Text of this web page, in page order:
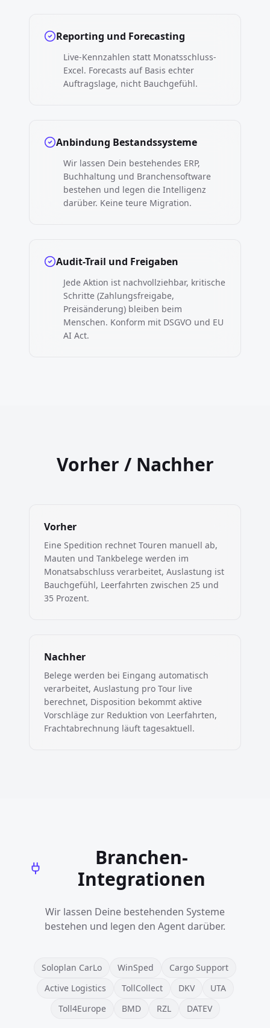
Reporting und Forecasting
Live-Kennzahlen statt Monatsschluss-
Excel. Forecasts auf Basis echter
Auftragslage, nicht Bauchgefühl.
Anbindung Bestandssysteme
Wir lassen Dein bestehendes ERP,
Buchhaltung und Branchensoftware
bestehen und legen die Intelligenz
darüber. Keine teure Migration.
Audit-Trail und Freigaben
Jede Aktion ist nachvollziehbar, kritische
Schritte (Zahlungsfreigabe,
Preisänderung) bleiben beim
Menschen. Konform mit DSGVO und EU
AI Act.
Vorher / Nachher
Vorher
Eine Spedition rechnet Touren manuell ab,
Mauten und Tankbelege werden im
Monatsabschluss verarbeitet, Auslastung ist
Bauchgefühl, Leerfahrten zwischen 25 und
35 Prozent.
Nachher
Belege werden bei Eingang automatisch
verarbeitet, Auslastung pro Tour live
berechnet, Disposition bekommt aktive
Vorschläge zur Reduktion von Leerfahrten,
Frachtabrechnung läuft tagesaktuell.
Branchen-
Integrationen
Wir lassen Deine bestehenden Systeme
bestehen und legen den Agent darüber.
Soloplan CarLo WinSped
Cargo Support
Active Logistics
TollCollect DKV
UTA
Toll4Europe
BMD RZL DATEV